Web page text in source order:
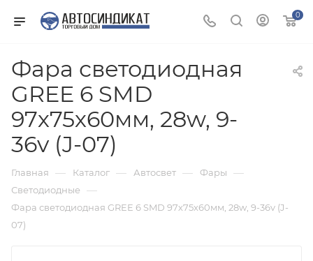
0
Фара светодиодная
GREE 6 SMD
97х75х60мм, 28w, 9-
36v (J-07)
Главная — Каталог — Автосвет — Фары —
Светодиодные —
Фара светодиодная GREE 6 SMD 97х75х60мм, 28w, 9-36v (J-
07)